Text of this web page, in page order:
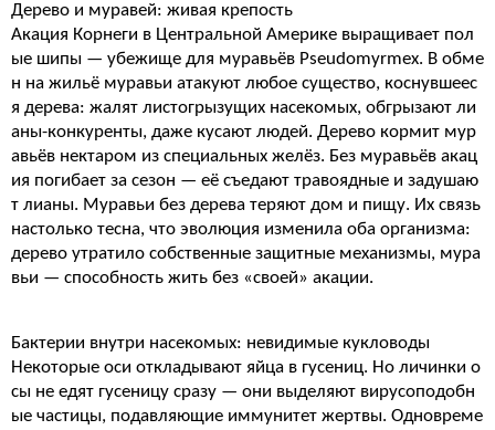
Дерево и муравей: живая крепость
Акация Корнеги в Центральной Америке выращивает пол
ые шипы — убежище для муравьёв Pseudomyrmex. В обме
н на жильё муравьи атакуют любое существо, коснувшеес
я дерева: жалят листогрызущих насекомых, обгрызают ли
аны-конкуренты, даже кусают людей. Дерево кормит мур
авьёв нектаром из специальных желёз. Без муравьёв акац
ия погибает за сезон — её съедают травоядные и задушаю
т лианы. Муравьи без дерева теряют дом и пищу. Их связь
настолько тесна, что эволюция изменила оба организма:
дерево утратило собственные защитные механизмы, мура
вьи — способность жить без «своей» акации.
Бактерии внутри насекомых: невидимые кукловоды
Некоторые оси откладывают яйца в гусениц. Но личинки о
сы не едят гусеницу сразу — они выделяют вирусоподобн
ые частицы, подавляющие иммунитет жертвы. Одновреме